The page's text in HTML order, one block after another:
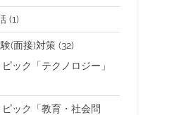
(1)
(面接)対策 (32)
ック「テクノロジー」
ック「教育・社会問